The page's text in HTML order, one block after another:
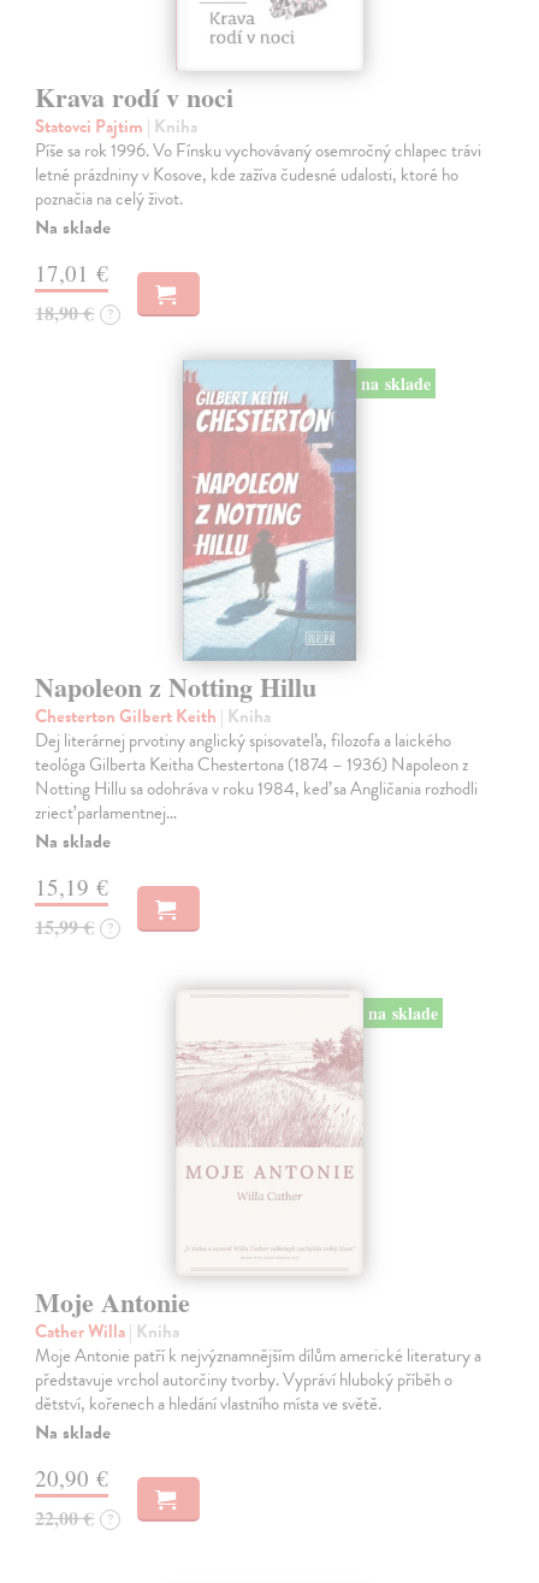
Krava rodí v noci
Statovci Pajtim | Kniha
Píše sa rok 1996. Vo Fínsku vychovávaný osemročný chlapec trávi
letné prázdniny v Kosove, kde zažíva čudesné udalosti, ktoré ho
poznačia na celý život.
Na sklade
17,01 €
18,90 € ?
na sklade
Napoleon z Notting Hillu
Chesterton Gilbert Keith | Kniha
Dej literárnej prvotiny anglický spisovateľa, filozofa a laického
teológa Gilberta Keitha Chestertona (1874 – 1936) Napoleon z
Notting Hillu sa odohráva v roku 1984, keď sa Angličania rozhodli
zriecť parlamentnej…
Na sklade
15,19 €
15,99 € ?
na sklade
Moje Antonie
Cather Willa| Kniha
Moje Antonie patří k nejvýznamnějším dílům americké literatury a
představuje vrchol autorčiny tvorby. Vypráví hluboký příběh o
dětství, kořenech a hledání vlastního místa ve světě.
Na sklade
20,90 €
22,00 € ?